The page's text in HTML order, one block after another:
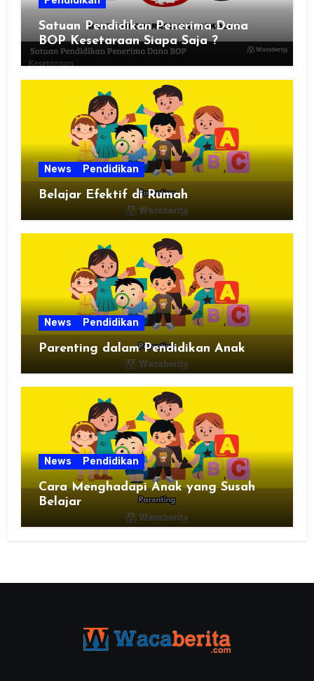
Satuan Pendidikan Penerima Dana
BOP Kesetaraan Siapa Saja ?
News Pendidikan
Belajar Efektif di Rumah
News Pendidikan
Parenting dalam Pendidikan Anak
News Pendidikan
Cara Menghadapi Anak yang Susah
Belajar